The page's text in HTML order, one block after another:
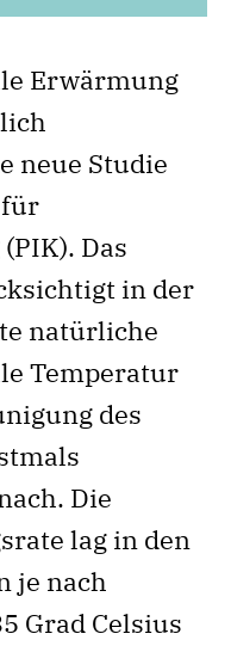
Erwärmung
neue Studie
Das
in der
natürliche
Temperatur
des
Die
lag in den
je nach
Grad Celsius